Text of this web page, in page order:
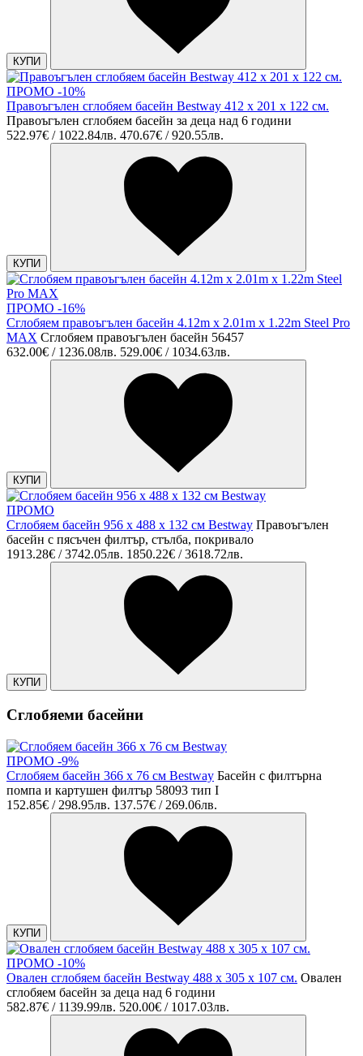
КУПИ
ПРОМО -10%
Правоъгълен сглобяем басейн Bestway 412 х 201 х 122 см.
Правоъгълен сглобяем басейн за деца над 6 години
522.97€ / 1022.84лв. 470.67€ / 920.55лв.
КУПИ
ПРОМО -16%
Сглобяем правоъгълен басейн 4.12m x 2.01m x 1.22m Steel Pro
MAX Сглобяем правоъгълен басейн 56457
632.00€ / 1236.08лв. 529.00€ / 1034.63лв.
КУПИ
ПРОМО
Сглобяем басейн 956 x 488 x 132 см Bestway Правоъгълен
басейн с пясъчен филтър, стълба, покривало
1913.28€ / 3742.05лв. 1850.22€ / 3618.72лв.
КУПИ
Сглобяеми басейни
ПРОМО -9%
Сглобяем басейн 366 х 76 см Bestway Басейн с филтърна
помпа и картушен филтър 58093 тип I
152.85€ / 298.95лв. 137.57€ / 269.06лв.
КУПИ
ПРОМО -10%
Овален сглобяем басейн Bestway 488 x 305 x 107 см. Овален
сглобяем басейн за деца над 6 години
582.87€ / 1139.99лв. 520.00€ / 1017.03лв.